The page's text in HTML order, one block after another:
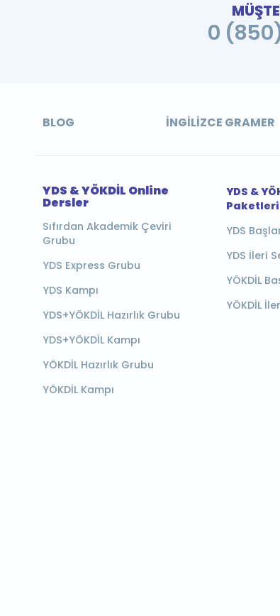
0
BLOG İNGILIZCE GRAMER
YDS & YÖKDİL Online
Dersler
Sıfırdan Akademik Çeviri
Grubu
YDS Express Grubu
YDS Kampı
YDS+YÖKDİL Hazırlık Grubu
YDS+YÖKDİL Kampı
YÖKDİL Hazırlık Grubu
YÖKDİL Kampı
YDS &
Paketleri
YDS
YDS İleri
YÖKDİL
YÖKDİL